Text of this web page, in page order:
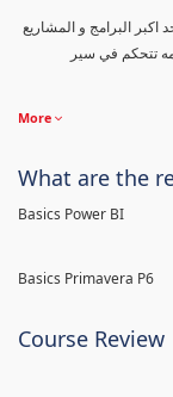
البرامج و المشاريع
تتحكم في سير
More
What are the
Basics Power BI
Basics Primavera P6
Course Review